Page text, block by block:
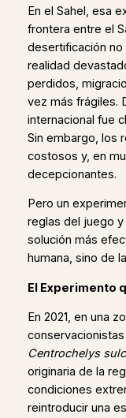
En el Sahel, esa
frontera entre el
desertificación
realidad
perdidos,
vez más frágiles.
internacional fue
Sin embargo, los
costosos y, en
decepcionantes.
Pero un
reglas del juego
solución más
humana, sino de
El Experimento
En 2021, en una
Centrochelys
originaria de la
condiciones
reintroducir una